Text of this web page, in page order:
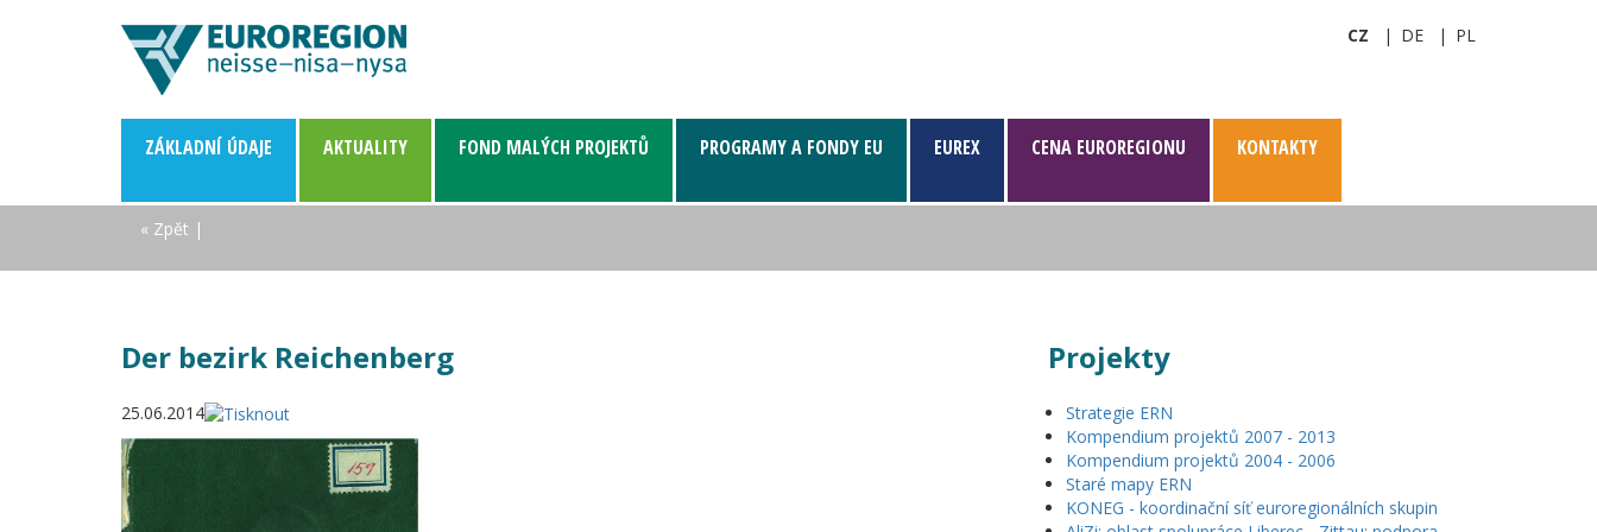
CZ DE PL
ZÁKLADNÍ­ ÚDAJE AKTUALITY FOND MALÝCH PROJEKTŮ PROGRAMY A FONDY EU EUREX CENA EUROREGIONU KONTAKTY
« Zpět |
Der bezirk Reichenberg
25.06.2014
Projekty
Strategie ERN
Kompendium projektů 2007 - 2013
Kompendium projektů 2004 - 2006
Staré mapy ERN
KONEG - koordinační síť euroregionálních skupin